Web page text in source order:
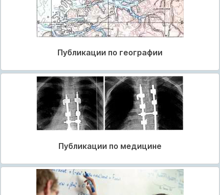
Публикации по географии
Публикации по медицине